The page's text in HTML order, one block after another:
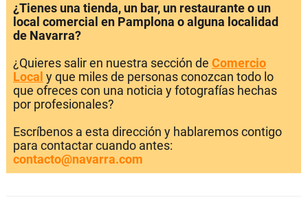
¿Tienes una tienda, un bar, un restaurante o un
local comercial en Pamplona o alguna localidad
de Navarra?
¿Quieres salir en nuestra sección de Comercio
Local y que miles de personas conozcan todo lo
que ofreces con una noticia y fotografías hechas
por profesionales?
Escríbenos a esta dirección y hablaremos contigo
para contactar cuando antes:
contacto@navarra.com